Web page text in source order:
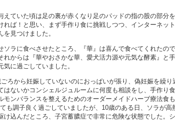
えていた頃は足の裏が赤くなり足のパッドの指の股の部分
れば！と思い、まず手作り食に挑戦しつつ、インターネッ
見つけました。
ソラに食べさせたところ、『華』は喜んで食べてくれたの
れからは『華やおさかな華、愛犬活力源や元気な酵素』と
気に過ごしていました。
ろから妊娠していないのにおっぱいが張り、偽妊娠を繰
はないかコンシェルジュルームに何度も相談をし、手作り
モンバランスを整えるためのオーダーメイドハーブ療法食
も調子良く過ごしていましたが、10歳のある日、ソラが
け込んだところ、子宮蓄膿症で非常に危険な状態でした。